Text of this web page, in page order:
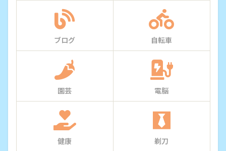
ブログ 自転車
園芸 電脳
健康 剃刀